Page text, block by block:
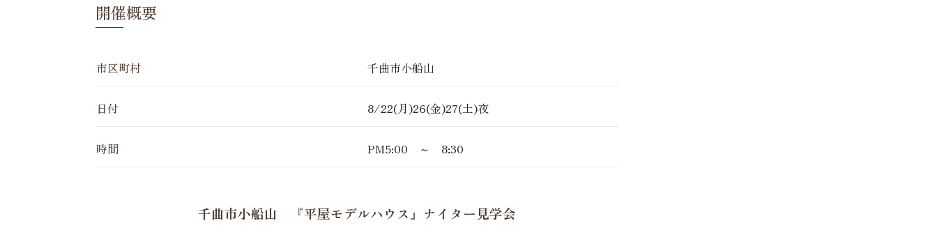
開催概要
市区町村 千曲市小船山
日付 8/22(月)26(金)27(土)夜
時間 PM5:00 ～ 8:30
千曲市小船山 『平屋モデルハウス』ナイター見学会